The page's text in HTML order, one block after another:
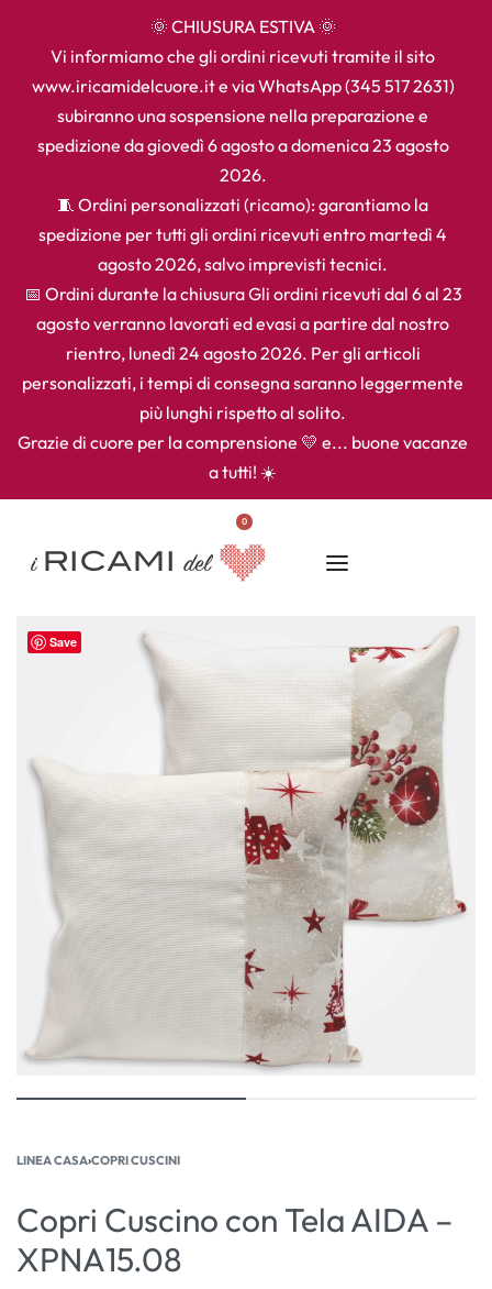
🌞 CHIUSURA ESTIVA 🌞
Vi informiamo che gli ordini ricevuti tramite il sito
www.iricamidelcuore.it e via WhatsApp (345 517 2631)
subiranno una sospensione nella preparazione e
spedizione da giovedì 6 agosto a domenica 23 agosto
2026.
🧵 Ordini personalizzati (ricamo): garantiamo la
spedizione per tutti gli ordini ricevuti entro martedì 4
agosto 2026, salvo imprevisti tecnici.
📅 Ordini durante la chiusura Gli ordini ricevuti dal 6 al 23
agosto verranno lavorati ed evasi a partire dal nostro
rientro, lunedì 24 agosto 2026. Per gli articoli
personalizzati, i tempi di consegna saranno leggermente
più lunghi rispetto al solito.
Grazie di cuore per la comprensione 💛 e... buone vacanze
a tutti! ☀️
0
Save
LINEA CASA›COPRI CUSCINI
Copri Cuscino con Tela AIDA –
XPNA15.08